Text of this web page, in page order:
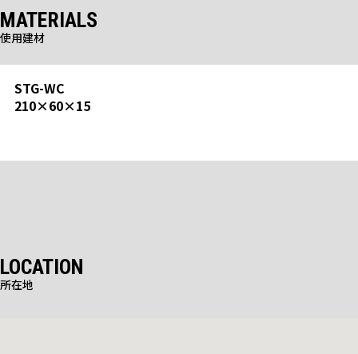
MATERIALS
使用建材
STG-WC
210×60×15
LOCATION
所在地